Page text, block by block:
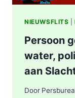
NIEUWSFLITS |
Persoon
water,
aan
Door